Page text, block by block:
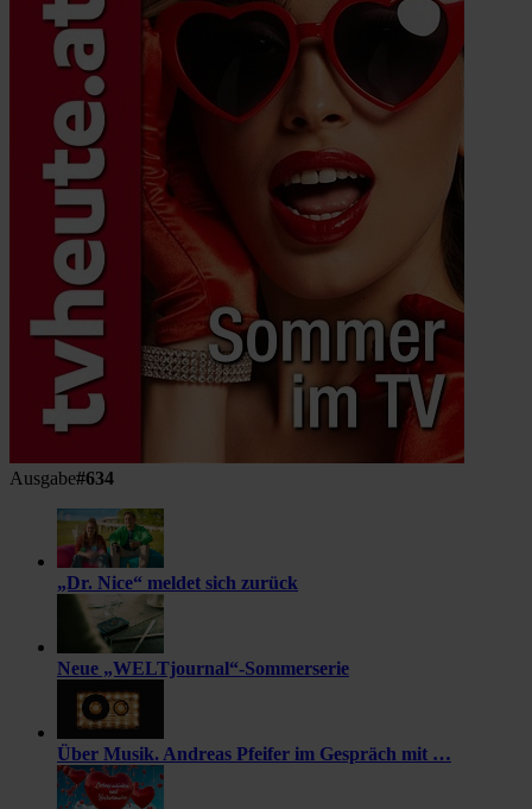
Ausgabe#634
„Dr. Nice“ meldet sich zurück
Neue „WELTjournal“-Sommerserie
Über Musik. Andreas Pfeifer im Gespräch mit …